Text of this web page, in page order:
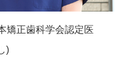
矯正歯科学会認定医
)